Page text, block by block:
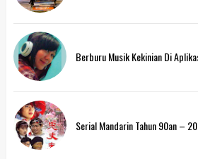
Berburu Musik Kekinian Di
Serial Mandarin Tahun 90an –